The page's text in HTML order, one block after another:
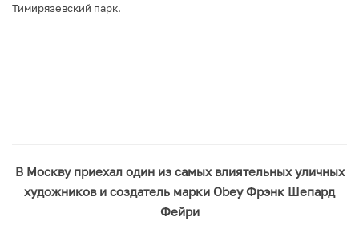
Тимирязевский парк.
В Москву приехал один из самых влиятельных уличных
художников и создатель марки Obey Фрэнк Шепард
Фейри